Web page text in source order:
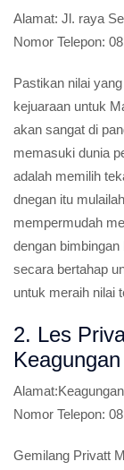
Alamat: Jl. raya
Nomor Telepon:
Pastikan nilai
kejuaraan untuk
akan sangat di
memasuki dunia
adalah memilih
dnegan itu
mempermudah
dengan
secara bertahap
untuk meraih nilai
2. Les
Keagungan
Alamat:
Nomor Telepon:
Gemilang Privatt